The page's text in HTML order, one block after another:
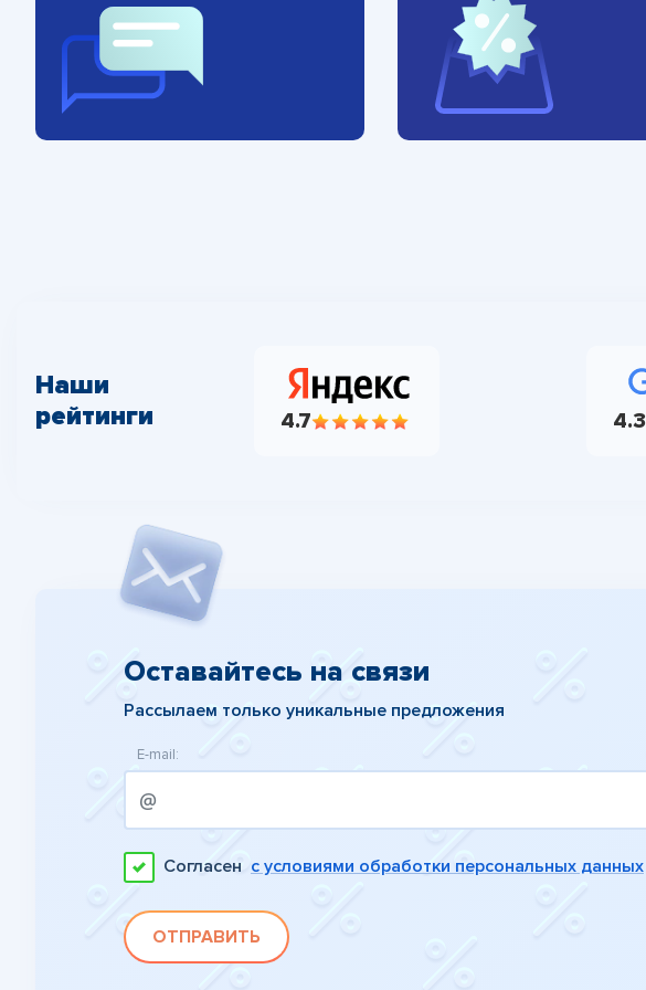
Наши
рейтинги
4.7 4.3
Оставайтесь на связи
Рассылаем только уникальные предложения
E-mail:
Согласен с условиями обработки персональных данных
ОТПРАВИТЬ